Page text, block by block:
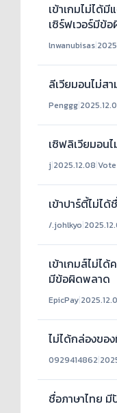
เข้าเกมไม่ได้
เซิร์ฟเวอร์มีข้
lnwanubisas|
ลีเวียมอนไม่ส
Penggg|
เซิฟลิเวียมอน
j|2025.12.08|
เข้าปาร์ตี้ไม่ได้
/.johlkyo|
เข้าเกมส์ไม่ไ
มีข้อผิดพลาด
EpicPay|
ไม่ได้กล่องขอ
0929414862|
ชื่อภาษาไทย